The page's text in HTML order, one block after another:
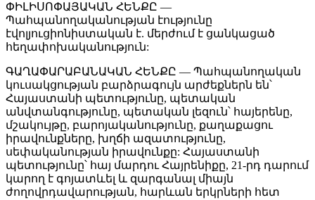
ՓԻԼԻՍՈՓԱՅԱԿԱՆ ՀԵՆՔԸ —
Պահպանողականության էությունը
էվոլյուցիոնիստական է. մերժում է ցանկացած
հեղափոխականություն:
ԳԱՂԱՓԱՐԱԲԱՆԱԿԱՆ ՀԵՆՔԸ — Պահպանողական
կուսակցության բարձրագույն արժեքներն են՝
Հայաստանի պետությունը, պետական
անվտանգությունը, պետական լեզուն՝ հայերենը,
մշակույթը, բարոյականությունը, քաղաքացու
իրավունքները, խղճի ազատությունը,
սեփականության իրավունքը: Հայաստանի
պետությունը՝ հայ մարդու Հայրենիքը, 21-րդ դարում
կարող է գոյատևել և զարգանալ միայն
ժողովրդավարության, հարևան երկրների հետ